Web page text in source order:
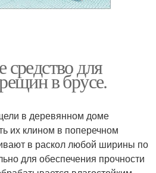
для
в брусе.
в деревянном доме
их клином в поперечном
в раскол любой ширины по
для обеспечения прочности